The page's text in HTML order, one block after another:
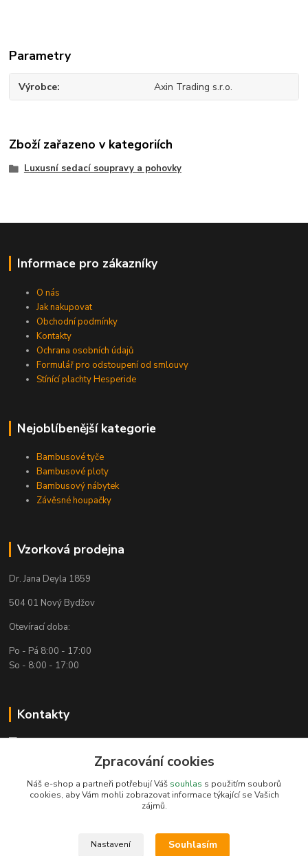
Parametry
Výrobce Axin Trading s.r.o.
Zboží zařazeno v kategoriích
Luxusní sedací soupravy a pohovky
Informace pro zákazníky
O nás
Jak nakupovat
Obchodní podmínky
Kontakty
Ochrana osobních údajů
Formulář pro odstoupení od smlouvy
Stínící plachty Hesperide
Nejoblíbenější kategorie
Bambusové tyče
Bambusové ploty
Bambusový nábytek
Závěsné houpačky
Vzorková prodejna
Dr. Jana Deyla 1859
504 01 Nový Bydžov
Otevírací doba:
Po - Pá 8:00 - 17:00
So - 8:00 - 17:00
Kontakty
(Po-Pá, 7:30-15:30 hod.)
info@bambusove-produkty.cz
Zpracování cookies
Náš e-shop a partneři potřebují Váš souhlas s použitím souborů
cookies, aby Vám mohli zobrazovat informace týkající se Vašich
zájmů.
Nastavení Souhlasím